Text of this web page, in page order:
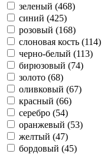
зеленый (468)
синий (425)
розовый (168)
слоновая кость (114)
черно-белый (113)
бирюзовый (74)
золото (68)
оливковый (67)
красный (66)
серебро (54)
оранжевый (53)
желтый (47)
бордовый (45)